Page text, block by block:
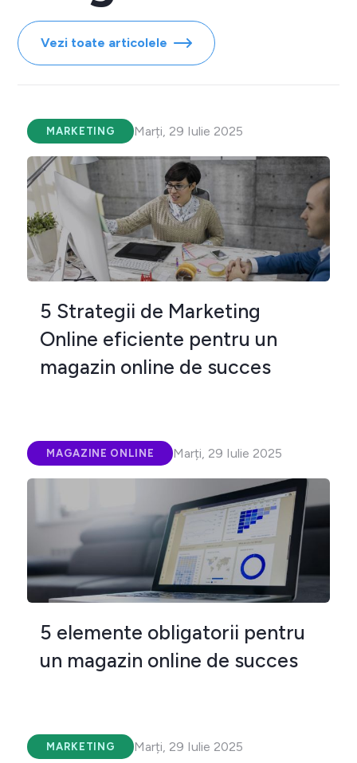
Vezi toate articolele
MARKETING Marți, 29 Iulie 2025
5 Strategii de Marketing
Online eficiente pentru un
magazin online de succes
MAGAZINE ONLINE Marți, 29 Iulie 2025
5 elemente obligatorii pentru
un magazin online de succes
MARKETING Marți, 29 Iulie 2025